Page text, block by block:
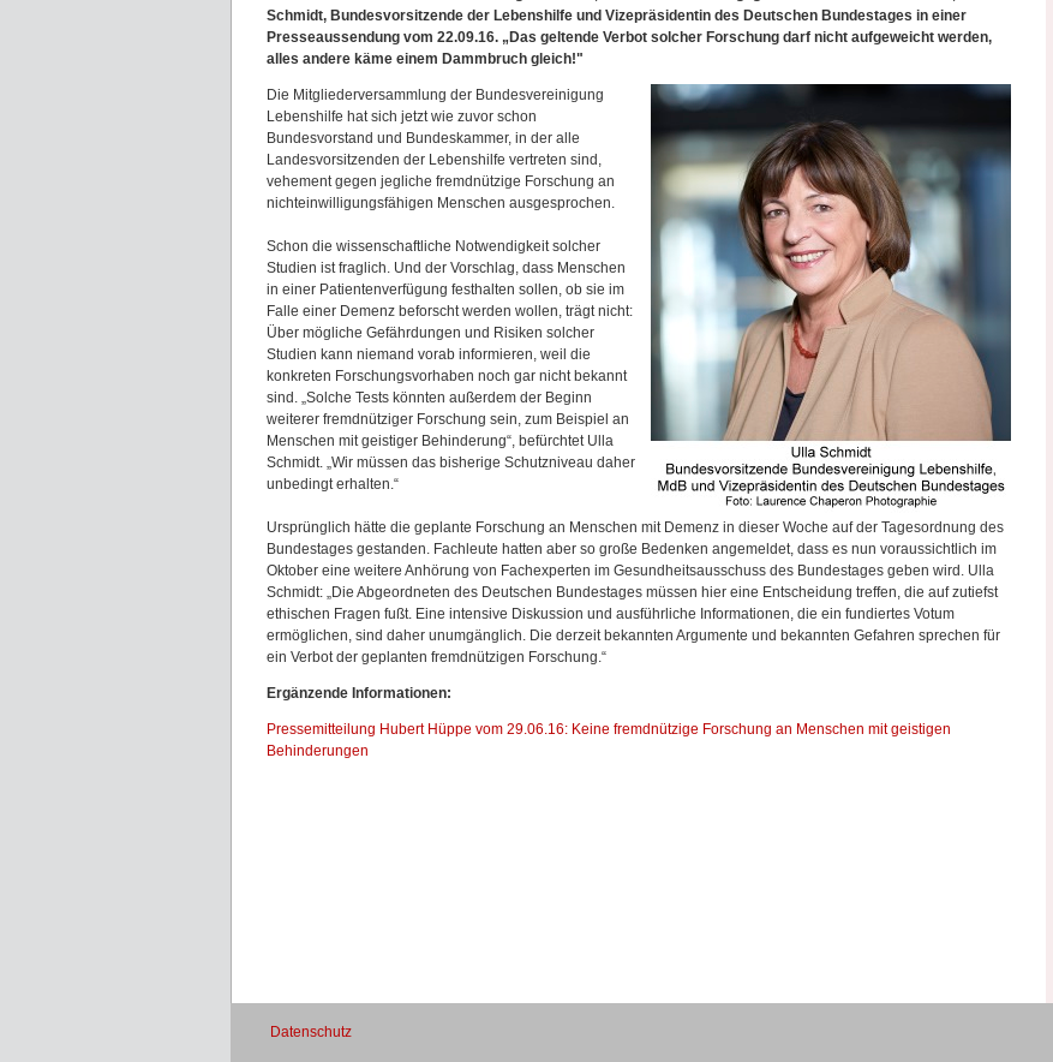
Schmidt, Bundesvorsitzende der Lebenshilfe und Vizepräsidentin des Deutschen Bundestages in einer
Presseaussendung vom 22.09.16. „Das geltende Verbot solcher Forschung darf nicht aufgeweicht werden,
alles andere käme einem Dammbruch gleich!"
Die Mitgliederversammlung der Bundesvereinigung
Lebenshilfe hat sich jetzt wie zuvor schon
Bundesvorstand und Bundeskammer, in der alle
Landesvorsitzenden der Lebenshilfe vertreten sind,
vehement gegen jegliche fremdnützige Forschung an
nichteinwilligungsfähigen Menschen ausgesprochen.
Schon die wissenschaftliche Notwendigkeit solcher
Studien ist fraglich. Und der Vorschlag, dass Menschen
in einer Patientenverfügung festhalten sollen, ob sie im
Falle einer Demenz beforscht werden wollen, trägt nicht:
Über mögliche Gefährdungen und Risiken solcher
Studien kann niemand vorab informieren, weil die
konkreten Forschungsvorhaben noch gar nicht bekannt
sind. „Solche Tests könnten außerdem der Beginn
weiterer fremdnütziger Forschung sein, zum Beispiel an
Menschen mit geistiger Behinderung“, befürchtet Ulla
Schmidt. „Wir müssen das bisherige Schutzniveau daher
unbedingt erhalten.“
Ursprünglich hätte die geplante Forschung an Menschen mit Demenz in dieser Woche auf der Tagesordnung des
Bundestages gestanden. Fachleute hatten aber so große Bedenken angemeldet, dass es nun voraussichtlich im
Oktober eine weitere Anhörung von Fachexperten im Gesundheitsausschuss des Bundestages geben wird. Ulla
Schmidt: „Die Abgeordneten des Deutschen Bundestages müssen hier eine Entscheidung treffen, die auf zutiefst
ethischen Fragen fußt. Eine intensive Diskussion und ausführliche Informationen, die ein fundiertes Votum
ermöglichen, sind daher unumgänglich. Die derzeit bekannten Argumente und bekannten Gefahren sprechen für
ein Verbot der geplanten fremdnützigen Forschung.“
Ergänzende Informationen:
Pressemitteilung Hubert Hüppe vom 29.06.16: Keine fremdnützige Forschung an Menschen mit geistigen
Behinderungen
Datenschutz